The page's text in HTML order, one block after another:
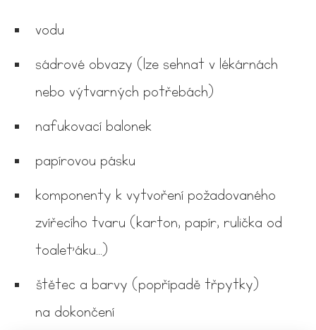
vodu
sádrové obvazy (lze sehnat v lékárnách
nebo výtvarných potřebách)
nafukovací balonek
papírovou pásku
komponenty k vytvoření požadovaného
zvířecího tvaru (karton, papír, rulička od
toaleťáku...)
štětec a barvy (popřípadě třpytky)
na dokončení